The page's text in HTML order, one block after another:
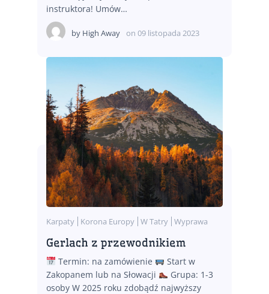
instruktora! Umów…
by High Away on 09 listopada 2023
Karpaty Korona Europy W Tatry Wyprawa
Gerlach z przewodnikiem
Termin: na zamówienie
Start w
Zakopanem lub na Słowacji
Grupa: 1-3
osoby W 2025 roku zdobądź najwyższy